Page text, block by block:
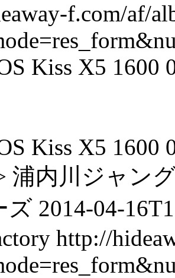
f.com/af/
Kiss X5 1600
Kiss X5 1600
浦内川ジャン
2014-04-
http://